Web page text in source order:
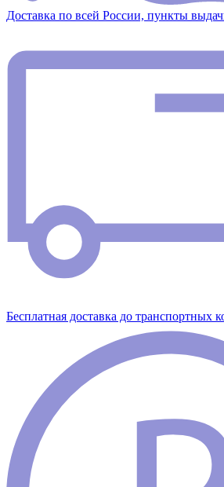
Доставка по всей России, пункты
Бесплатная доставка до транспортных